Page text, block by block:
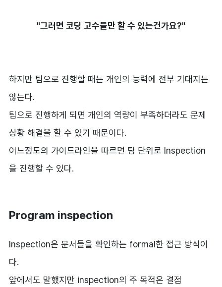
"그러면 코딩 고수들만 할 수 있는건가요?"
하지만 팀으로 진행할 때는 개인의 능력에 전부 기대지는
않는다.
팀으로 진행하게 되면 개인의 역량이 부족하더라도 문제
상황 해결을 할 수 있기 때문이다.
어느정도의 가이드라인을 따르면 팀 단위로 Inspection
을 진행할 수 있다.
Program inspection
Inspection은 문서들을 확인하는 formal한 접근 방식이
다.
앞에서도 말했지만 inspection의 주 목적은 결점